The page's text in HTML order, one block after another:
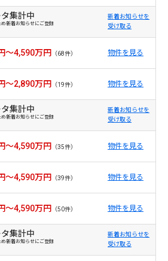
集計中
新着お知らせにご登録
新着お知らせを
受け取る
～4,590万円 （68件） 物件を見る
～2,890万円 （19件） 物件を見る
集計中
新着お知らせにご登録
新着お知らせを
受け取る
～4,590万円 （35件） 物件を見る
～4,590万円 （39件） 物件を見る
～4,590万円 （50件） 物件を見る
集計中
新着お知らせにご登録
新着お知らせを
受け取る